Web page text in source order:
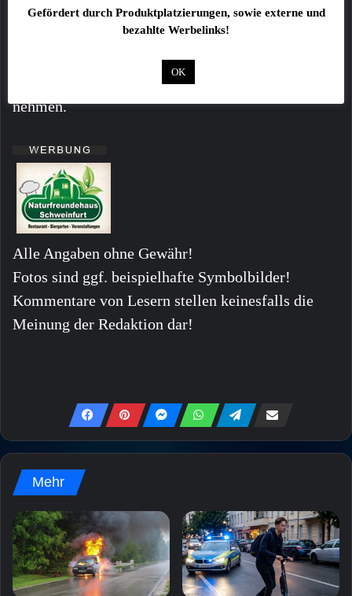
Intelligence Division) und den deutschen
Polizeipräsidien. Die Sichtung und Analyse des
umfangreichen elektronischen Beweismaterials
wird voraussichtlich noch längere Zeit in Anspruch
nehmen.
Alle Angaben ohne Gewähr!
Fotos sind ggf. beispielhafte Symbolbilder!
Kommentare von Lesern stellen keinesfalls die
Meinung der Redaktion dar!
Mehr
Gefördert durch Produktplatzierungen, sowie externe und
bezahlte Werbelinks!
OK